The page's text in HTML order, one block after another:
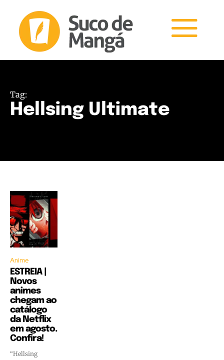
Tag:
Hellsing Ultimate
Anime
ESTREIA |
Novos
animes
chegam ao
catálogo
da Netflix
em agosto.
Confira!
“Hellsing